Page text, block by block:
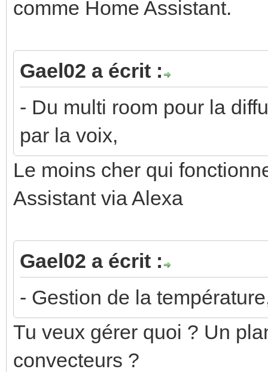
comme Home Assistant.
Gael02 a écrit :
- Du multi room pour la
par la voix,
Le moins cher qui
Assistant via Alexa
Gael02 a écrit :
- Gestion de la
Tu veux gérer quoi ? Un
convecteurs ?